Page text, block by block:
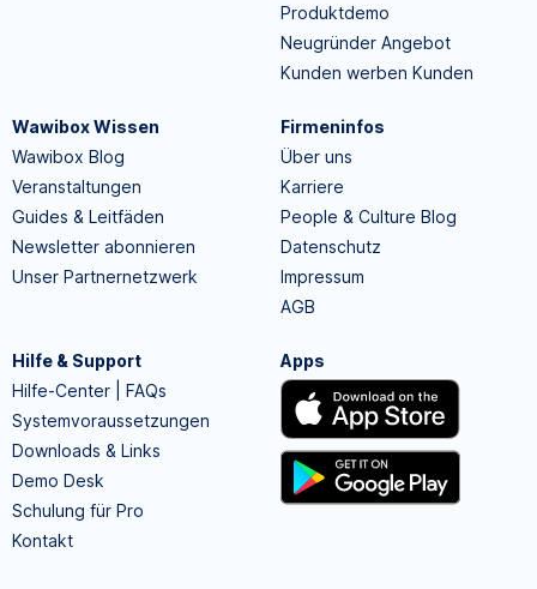
Produktdemo
Neugründer Angebot
Kunden werben Kunden
Wawibox Wissen
Wawibox Blog
Veranstaltungen
Guides & Leitfäden
Newsletter abonnieren
Unser Partnernetzwerk
Firmeninfos
Über uns
Karriere
People & Culture Blog
Datenschutz
Impressum
AGB
Hilfe & Support
Hilfe-Center | FAQs
Systemvoraussetzungen
Downloads & Links
Demo Desk
Schulung für Pro
Kontakt
Apps